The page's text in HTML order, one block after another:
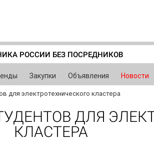
РОССИИ БЕЗ ПОСРЕДНИКОВ
Закупки Объявления Новости
для электротехнического кластера
ДЛЯ
КЛАСТЕРА